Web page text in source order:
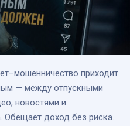
приходит
— между отпускными
новостями и
Обещает доход без риска.